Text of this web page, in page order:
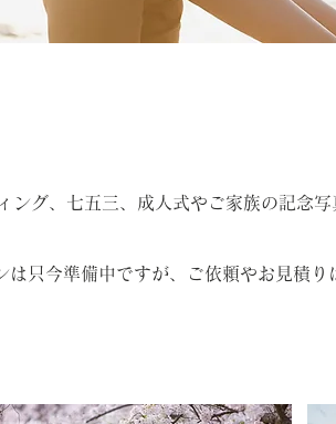
ング、七五三、成人式やご家族の記念
は只今準備中ですが、ご依頼やお見積